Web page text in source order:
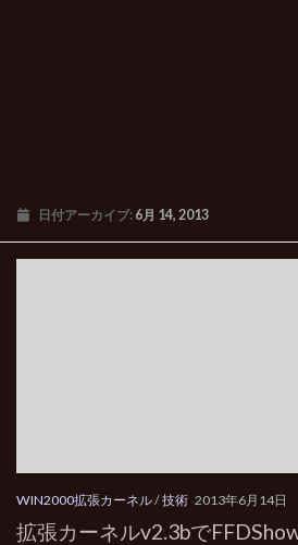
日付アーカイブ: 6月 14, 2013
WIN2000拡張カーネル/技術 2013年6月14日
拡張カーネルv2.3bで